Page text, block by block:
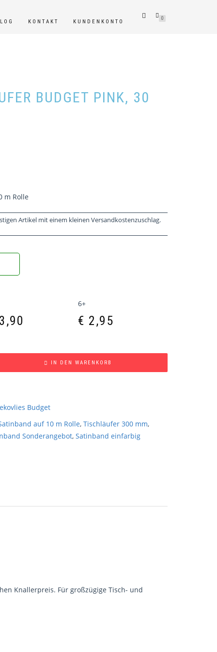
KONTAKT KUNDENKONTO
0
BUDGET PINK, 30
m Rolle
Artikel mit einem kleinen Versandkostenzuschlag.
6+
3,90 € 2,95
IN DEN WARENKORB
Budget
auf 10 m Rolle, Tischläufer 300 mm,
Sonderangebot, Satinband einfarbig
Knallerpreis. Für großzügige Tisch- und